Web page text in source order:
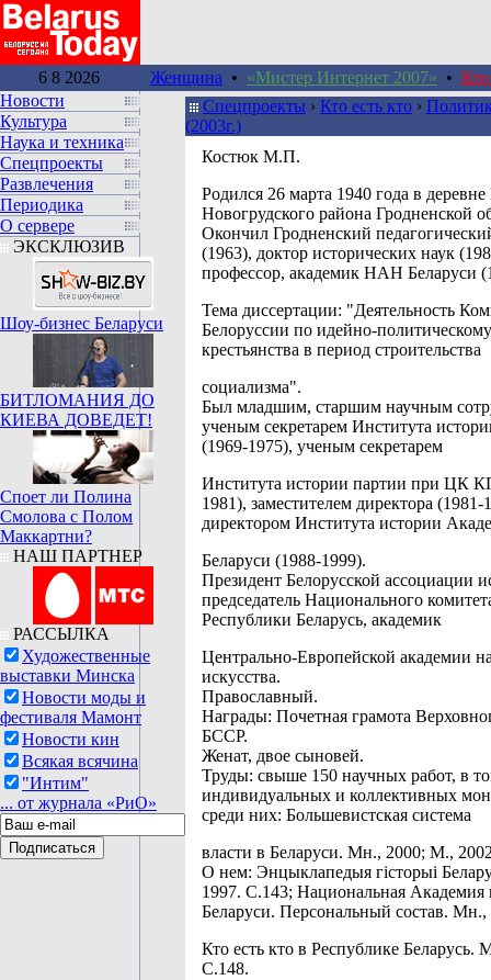
6 8 2026 Женщина • «Мистер Интернет 2007» • Кто
Новости
Культура
Наука и техника
Спецпроекты
Развлечения
Периодика
О сервере
ЭКСКЛЮЗИВ
Шоу-бизнес Беларуси
БИТЛОМАНИЯ ДО
КИЕВА ДОВЕДЕТ!
Споет ли Полина
Смолова с Полом
Маккартни?
НАШ ПАРТНЕР
РАССЫЛКА
Художественные
выставки Минска
Новости моды и
фестиваля Мамонт
Новости кин
Всякая всячина
"Интим"
... от журнала «РиО»
Спецпроекты › Кто есть кто ›
(2003г.)
Костюк М.П.
Pодился 26 марта 1940 года в
Новогрудского района Гродненской
Окончил Гродненский
(1963), доктор исторических наук
профессор, академик НАН Беларуси
Тема диссертации: "Деятельность
Белоруссии по идейно-
крестьянства в период строительства
социализма".
Был младшим, старшим научным
ученым секретарем Института
(1969-1975), ученым секретарем
Института истории партии при ЦК
1981), заместителем директора (1981-
директором Института истории
Беларуси (1988-1999).
Президент Белорусской ассоциации
председатель Национального
Республики Беларусь, академик
Центрально-Европейской академии
искусства.
Православный.
Награды: Почетная грамота
БССР.
Женат, двое сыновей.
Труды: свыше 150 научных работ, в
индивидуальных и коллективных
среди них: Большевистская система
власти в Беларуси. Мн., 2000; М.,
О нем: Энцыклапедыя гісторыі
1997. С.143; Национальная Академия
Беларуси. Персональный состав. Мн.,
Кто есть кто в Республике Беларусь.
С.148.